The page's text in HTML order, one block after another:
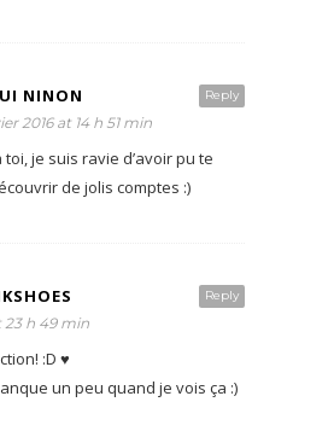
Reply
NINON
2016 at 14 h 51 min
toi, je suis ravie d’avoir pu te
de jolis comptes :)
Reply
23 h 49 min
:D ♥
un peu quand je vois ça :)